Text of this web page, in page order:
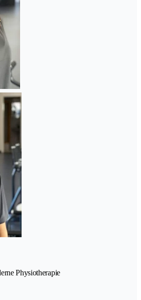
Physiotherapie